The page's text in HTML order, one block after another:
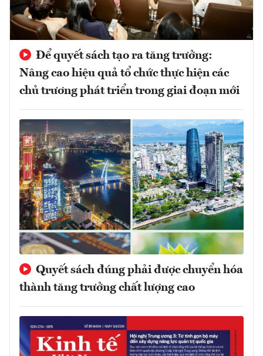
Để quyết sách tạo ra tăng trưởng:
Nâng cao hiệu quả tổ chức thực hiện các
chủ trương phát triển trong giai đoạn mới
Quyết sách đúng phải được chuyển hóa
thành tăng trưởng chất lượng cao